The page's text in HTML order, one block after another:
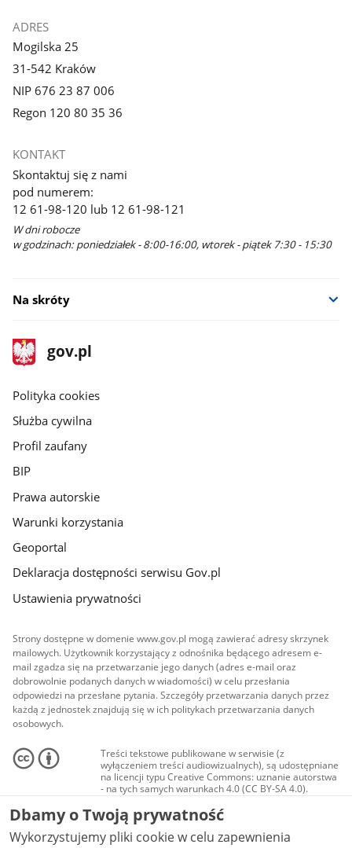
ADRES
Mogilska 25
31-542 Kraków
NIP 676 23 87 006
Regon 120 80 35 36
KONTAKT
Skontaktuj się z nami
pod numerem:
12 61-98-120 lub 12 61-98-121
W dni robocze
w godzinach: poniedziałek - 8:00-16:00, wtorek - piątek 7:30 - 15:30
Na skróty
stopka
gov.pl
Strona
gov.pl
gov.pl
Polityka cookies
Służba cywilna
Profil zaufany
BIP
Prawa autorskie
Warunki korzystania
Geoportal
Deklaracja dostępności serwisu Gov.pl
Ustawienia prywatności
Strony dostępne w domenie www.gov.pl mogą zawierać adresy skrzynek
mailowych. Użytkownik korzystający z odnośnika będącego adresem e-
mail zgadza się na przetwarzanie jego danych (adres e-mail oraz
dobrowolnie podanych danych w wiadomości) w celu przesłania
odpowiedzi na przesłane pytania. Szczegóły przetwarzania danych przez
każdą z jednostek znajdują się w ich politykach przetwarzania danych
osobowych.
Treści tekstowe publikowane w serwisie (z
wyłączeniem treści audiowizualnych), są udostępniane
na licencji typu Creative Commons: uznanie autorstwa
- na tych samych warunkach 4.0 (CC BY-SA 4.0).
Materiały audiowizualne, w tym zdjęcia, materiały
audio i wideo, są udostępniane na licencji typu
Creative Commons: uznanie autorstwa użycie
niekomercyjne - bez utworów zależnych 4.0 (CC BY-
Dbamy o Twoją prywatność
Wykorzystujemy pliki cookie w celu zapewnienia